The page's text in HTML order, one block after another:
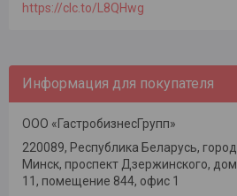
https://clc.to/L8QHwg
Информация для покупателя
ООО «ГастробизнесГрупп»
220089, Республика Беларусь, город
Минск, проспект Дзержинского, дом
11, помещение 844, офис 1